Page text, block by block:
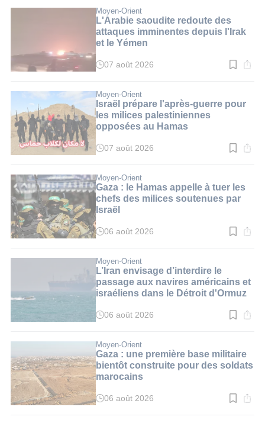
:
3
min.
Moyen-Orient
L'Arabie saoudite redoute des
attaques imminentes depuis l'Irak
et le Yémen
Temps
:
3
min.
07 août 2026
Moyen-Orient
Israël prépare l'après-guerre pour
les milices palestiniennes
opposées au Hamas
Temps
:
3
min.
07 août 2026
Moyen-Orient
Gaza : le Hamas appelle à tuer les
chefs des milices soutenues par
Israël
Temps
:
3
min.
06 août 2026
Moyen-Orient
L’Iran envisage d’interdire le
passage aux navires américains et
israéliens dans le Détroit d'Ormuz
Temps
:
3
min.
06 août 2026
Moyen-Orient
Gaza : une première base militaire
bientôt construite pour des soldats
marocains
Temps
06 août 2026